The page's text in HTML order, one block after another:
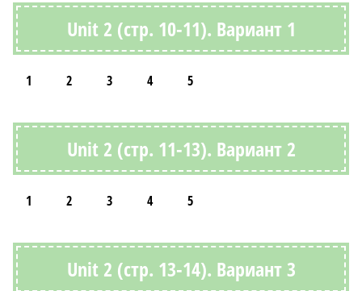
Unit 2 (стр. 10-11). Вариант 1
1 2 3 4 5
Unit 2 (стр. 11-13). Вариант 2
1 2 3 4 5
Unit 2 (стр. 13-14). Вариант 3